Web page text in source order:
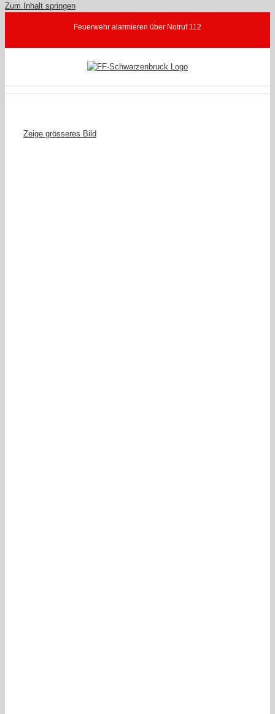
Zum Inhalt springen
Feuerwehr alarmieren über Notruf 112
Zeige grösseres Bild